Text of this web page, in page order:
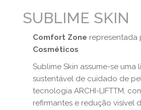
SUBLIME SKIN
Comfort Zone representada
Cosméticos
Sublime Skin assume-se uma
sustentável de cuidado de
tecnologia ARCHI-LIFTTM,
refirmantes e redução visível